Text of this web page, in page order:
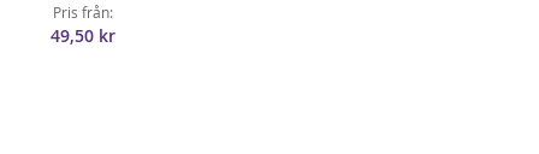
Pris från
49,50 kr